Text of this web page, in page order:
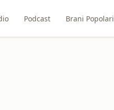
Podcast Brani Popolari